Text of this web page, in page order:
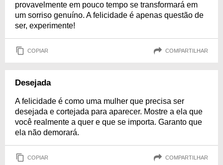
provavelmente em pouco tempo se transformará em
um sorriso genuíno. A felicidade é apenas questão de
ser, experimente!
COPIAR COMPARTILHAR
Desejada
A felicidade é como uma mulher que precisa ser
desejada e cortejada para aparecer. Mostre a ela que
você realmente a quer e que se importa. Garanto que
ela não demorará.
COPIAR COMPARTILHAR